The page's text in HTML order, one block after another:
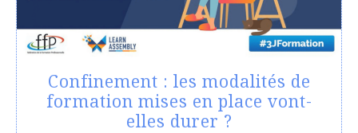
Confinement : les modalités de
formation mises en place vont-
elles durer ?